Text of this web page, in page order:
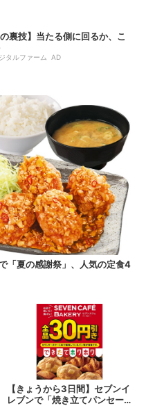
の裏技】当たる側に回るか、こ
タルファーム AD
「夏の感謝祭」、人気の定食4
【きょうから3日間】セブンイ
レブンで「焼き立てパンセー